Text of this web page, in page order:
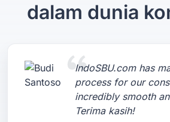
dalam dunia
IndoSBU.com has
process for our
incredibly smooth
Terima kasih!